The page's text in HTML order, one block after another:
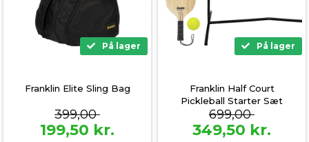
På lager
Franklin Elite Sling Bag
399,00
199,50 kr.
På lager
Franklin Half Court
Pickleball Starter Sæt
699,00
349,50 kr.